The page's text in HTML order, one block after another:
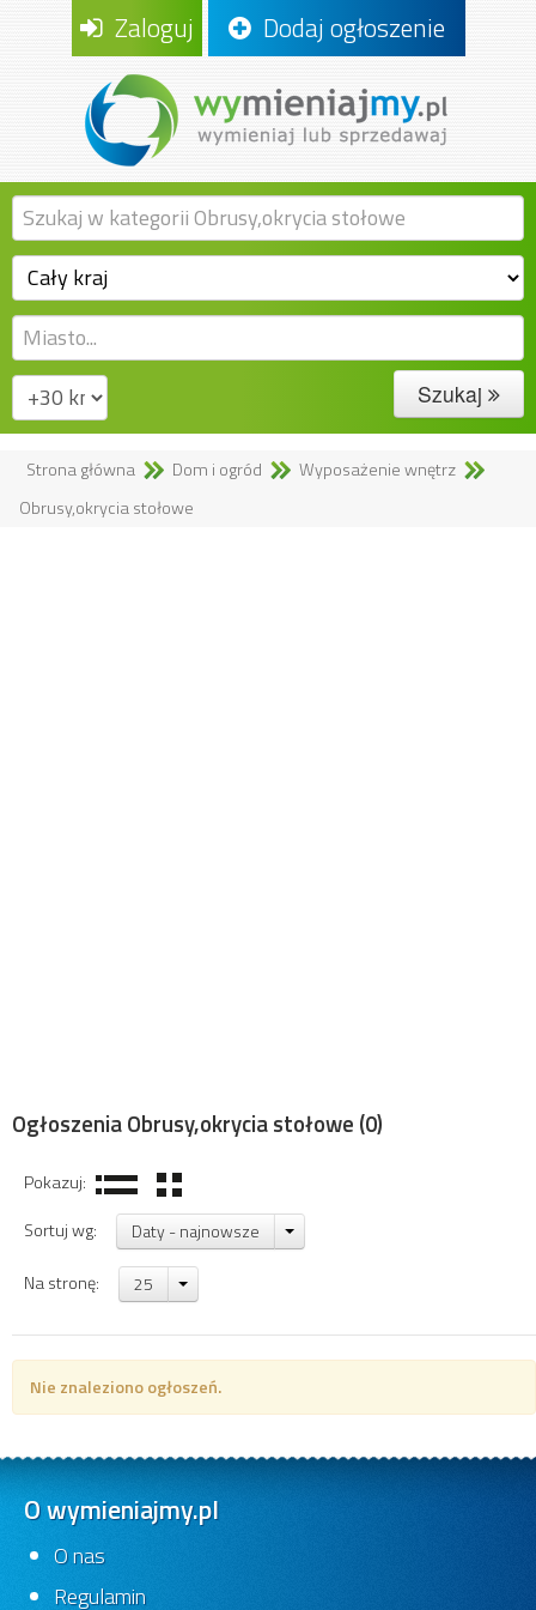
Zaloguj Dodaj ogłoszenie
Szukaj
Strona główna Dom i ogród
Wyposażenie wnętrz
Obrusy,okrycia stołowe
Ogłoszenia Obrusy,okrycia stołowe (0)
Pokazuj:
Sortuj wg:
Daty - najnowsze
Na stronę: 25
Nie znaleziono ogłoszeń.
O wymieniajmy.pl
O nas
Regulamin